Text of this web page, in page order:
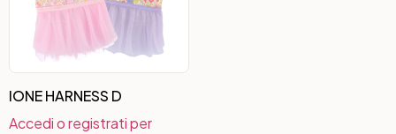
IONE HARNESS D
Accedi o registrati per